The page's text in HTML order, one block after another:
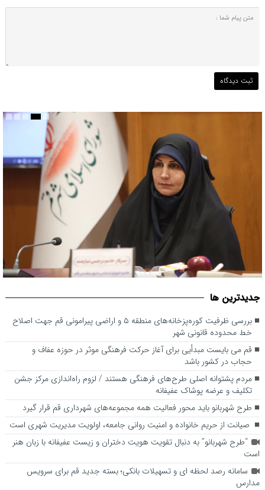
حجاب در کشور باشد
جديدترين ها
بررسی ظرفیت کوره‌پزخانه‌های منطقه ۵ و اراضی پیرامونی قم جهت اصلاح
خط محدوده قانونی شهر
قم می بایست مبدأیی برای آغاز حرکت فرهنگی موثر در حوزه عفاف و
حجاب در کشور باشد
مردم پشتوانه اصلی طرح‌های فرهنگی هستند / لزوم راه‌اندازی مرکز جشن
تکلیف و عرضه پوشاک عفیفانه
طرح شهربانو باید محور فعالیت همه مجموعه‌های شهرداری قم قرار گیرد
صیانت از حریم خانواده و امنیت روانی جامعه، اولویت مدیریت شهری است
“طرح شهربانو” به دنبال تقویت هویت دختران و زیست عفیفانه با زبان هنر
است
سامانه رصد لحظه ای و تسهیلات بانکی؛ بسته جدید قم برای سرویس
مدارس